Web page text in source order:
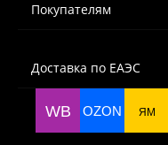
Покупателям
Доставка по ЕАЭС
WB OZON ЯМ